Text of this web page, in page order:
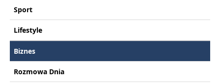
Sport
Lifestyle
Biznes
Rozmowa Dnia